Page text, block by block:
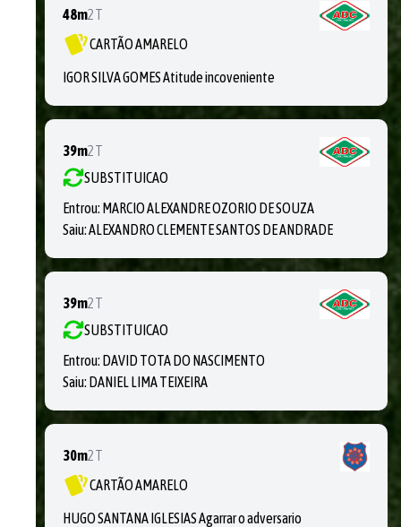
48m2T
CARTÃO AMARELO
IGOR SILVA GOMES Atitude incoveniente
39m2T
SUBSTITUICAO
Entrou: MARCIO ALEXANDRE OZORIO DE SOUZA
Saiu:ALEXANDRO CLEMENTE SANTOS DE ANDRADE
39m2T
SUBSTITUICAO
Entrou: DAVID TOTA DO NASCIMENTO
Saiu: DANIEL LIMA TEIXEIRA
30m2T
CARTÃO AMARELO
HUGO SANTANA IGLESIAS Agarrar o adversario